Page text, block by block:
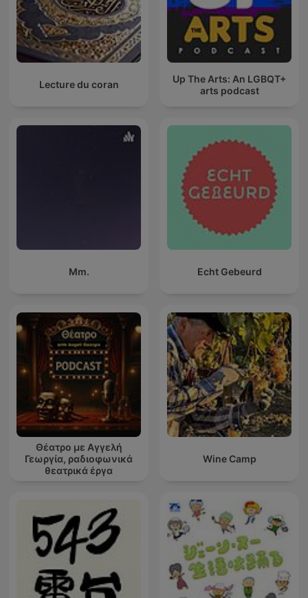
Lecture du coran
Up The Arts: An LGBQT+
arts podcast
Mm. Echt Gebeurd
Θέατρο με Αγγελή
Γεωργία, ραδιοφωνικά
θεατρικά έργα
Wine Camp